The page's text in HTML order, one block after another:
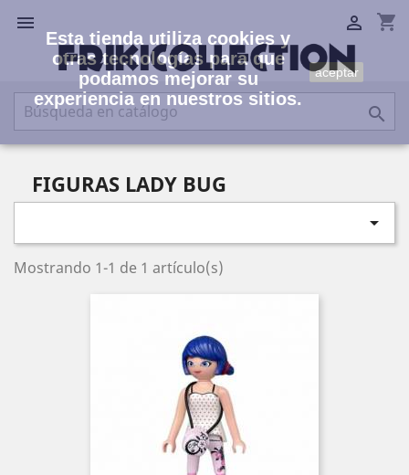
 shopping_cart


FIGURAS LADY BUG

Mostrando 1-1 de 1 artículo(s)
Esta tienda utiliza cookies y
otras tecnologías para que
podamos mejorar su
experiencia en nuestros sitios.
aceptar